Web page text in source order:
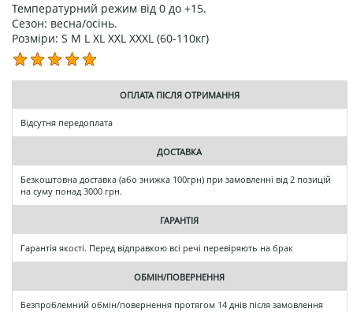
Температурний режим від 0 до +15.
Сезон: весна/осінь.
Розміри: S M L XL XXL XXXL (60-110кг)
ОПЛАТА ПІСЛЯ ОТРИМАННЯ
Відсутня передоплата
ДОСТАВКА
Безкоштовна доставка (або знижка 100грн) при замовленні від 2 позицій
на суму понад 3000 грн.
ГАРАНТІЯ
Гарантія якості. Перед відправкою всі речі перевіряють на брак
ОБМІН/ПОВЕРНЕННЯ
Безпроблемний обмін/повернення протягом 14 днів після замовлення